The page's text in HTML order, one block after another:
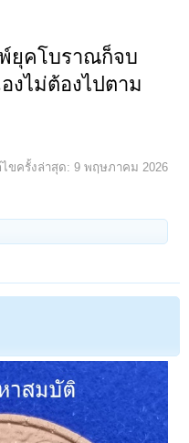
พ์ยุคโบราณก็จบ
งไม่ต้องไปตาม
ขครั้งล่าสุด: 9 พฤษภาคม 2026